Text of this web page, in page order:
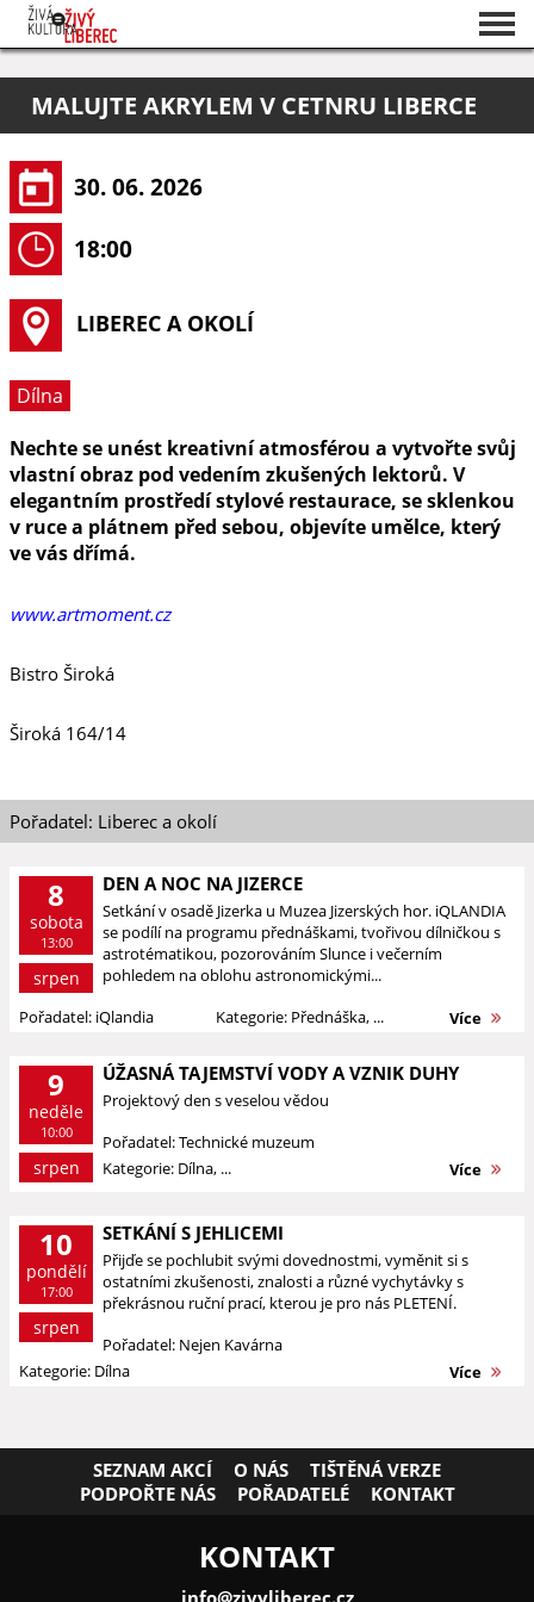
O projektu
Pořadatelé
MALUJTE AKRYLEM V CETNRU LIBERCE
30. 06. 2026
18:00
LIBEREC A OKOLÍ
Dílna
Nechte se unést kreativní atmosférou a vytvořte svůj
vlastní obraz pod vedením zkušených lektorů. V
elegantním prostředí stylové restaurace, se sklenkou
v ruce a plátnem před sebou, objevíte umělce, který
ve vás dřímá.
www.artmoment.cz
Bistro Široká
Široká 164/14
Pořadatel: Liberec a okolí
8
sobota
13:00
srpen
DEN A NOC NA JIZERCE
Setkání v osadě Jizerka u Muzea Jizerských hor. iQLANDIA
se podílí na programu přednáškami, tvořivou dílničkou s
astrotématikou, pozorováním Slunce i večerním
pohledem na oblohu astronomickými...
Pořadatel: iQlandia
Kategorie: Přednáška, ... Více
9
neděle
10:00
srpen
ÚŽASNÁ TAJEMSTVÍ VODY A VZNIK DUHY
Projektový den s veselou vědou
Pořadatel: Technické muzeum
Kategorie: Dílna, ...
Více
10
pondělí
17:00
srpen
SETKÁNÍ S JEHLICEMI
Přijďe se pochlubit svými dovednostmi, vyměnit si s
ostatními zkušenosti, znalosti a různé vychytávky s
překrásnou ruční prací, kterou je pro nás PLETENÍ.
Pořadatel: Nejen Kavárna
Kategorie: Dílna
Více
SEZNAM AKCÍ O NÁS
TIŠTĚNÁ VERZE
PODPOŘTE NÁS
POŘADATELÉ KONTAKT
KONTAKT
info@zivyliberec.cz